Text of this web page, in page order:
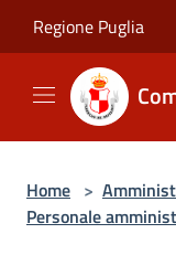
Regione Puglia
Home >
Personale